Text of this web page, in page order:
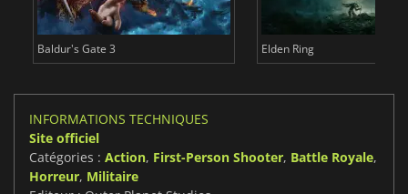
Baldur's Gate 3 Elden Ring
INFORMATIONS TECHNIQUES
Site officiel
Catégories : Action, First-Person Shooter, Battle Royale,
Horreur, Militaire